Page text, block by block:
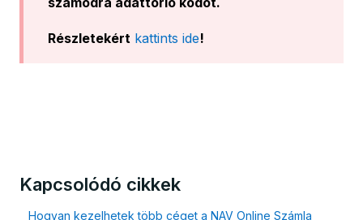
Részletekért kattints ide!
Kapcsolódó cikkek
Hogyan kezelhetek több céget a NAV Online Számla